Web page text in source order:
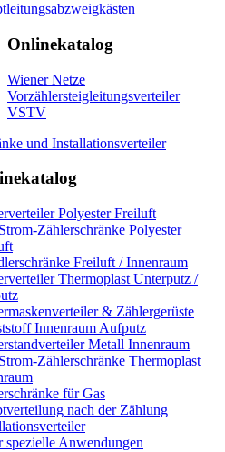
Onlinekatalog
Wiener Netze
Vorzählersteigleitungsverteiler
VSTV
und Installationsverteiler
Polyester Freiluft
Zählerschränke Polyester
Freiluft / Innenraum
Thermoplast Unterputz /
& Zählergerüste
Innenraum Aufputz
Metall Innenraum
Zählerschränke Thermoplast
für Gas
nach der Zählung
spezielle Anwendungen